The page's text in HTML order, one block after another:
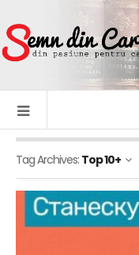
Tag Archives: Top 10+